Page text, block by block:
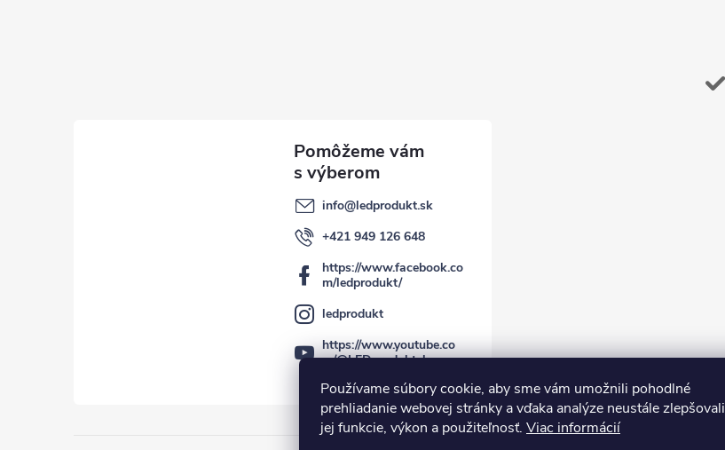
Používame súbory cookie, aby sme vám umožnili pohodlné
prehliadanie webovej stránky a vďaka analýze neustále zlepšovali
jej funkcie, výkon a použiteľnosť. Viac informácií
info@ledprodukt.sk
+421 949 126 648
https://www.facebook.co
m/ledprodukt/
ledprodukt
https://www.youtube.co
m/@LEDproduktsk